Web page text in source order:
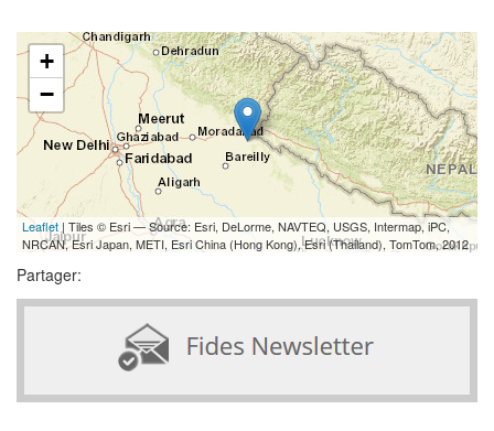
+
−
Leaflet | Tiles © Esri — Source: Esri, DeLorme, NAVTEQ, USGS, Intermap, iPC,
NRCAN, Esri Japan, METI, Esri China (Hong Kong), Esri (Thailand), TomTom, 2012
Partager: